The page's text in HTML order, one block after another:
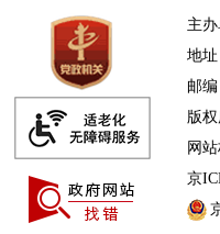
主
地
邮编
版
网
京